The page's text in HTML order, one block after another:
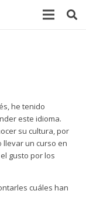
he tenido
este idioma.
su cultura, por
un curso en
gusto por los
cuáles han